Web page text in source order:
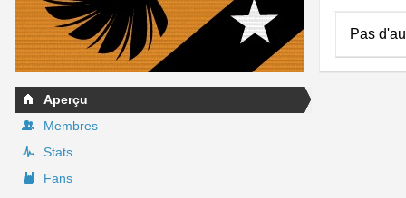
Aperçu
Membres
Stats
Fans
Pas